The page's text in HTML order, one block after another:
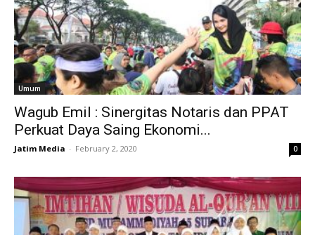
Umum
Wagub Emil : Sinergitas Notaris dan PPAT
Perkuat Daya Saing Ekonomi...
Jatim Media - February 2, 2020 0